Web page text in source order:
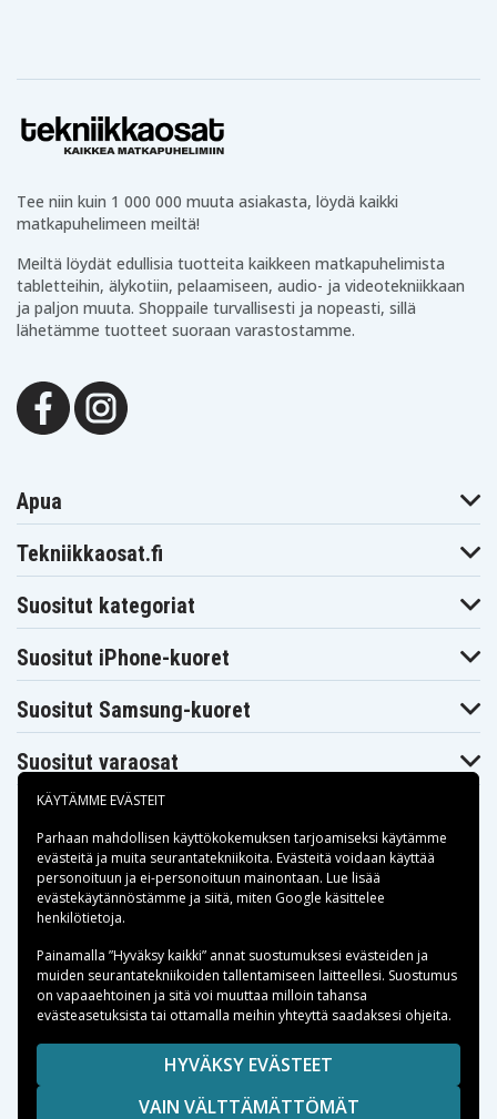
Tee niin kuin 1 000 000 muuta asiakasta, löydä kaikki
matkapuhelimeen meiltä!
Meiltä löydät edullisia tuotteita kaikkeen matkapuhelimista
tabletteihin, älykotiin, pelaamiseen, audio- ja videotekniikkaan
ja paljon muuta. Shoppaile turvallisesti ja nopeasti, sillä
lähetämme tuotteet suoraan varastostamme.
Apua
Tekniikkaosat.fi
Suositut kategoriat
Suositut iPhone-kuoret
Suositut Samsung-kuoret
Suositut varaosat
Maksuvaihtoehdot
Toimitusvaihtoehdot
Copyright © 2026, Spares Nordic AB
SIVULLA MAINITUT TAVARAMERKIT OVAT OMISTAJIENSA
OMAISUUTTA.
KÄYTÄMME EVÄSTEIT
Parhaan mahdollisen käyttökokemuksen tarjoamiseksi käytämme
evästeitä ja muita seurantatekniikoita. Evästeitä voidaan käyttää
personoituun ja ei-personoituun mainontaan. Lue lisää
evästekäytännöstämme ja siitä, miten Google käsittelee
henkilötietoja.
Painamalla ”Hyväksy kaikki” annat suostumuksesi evästeiden ja
muiden seurantatekniikoiden tallentamiseen laitteellesi. Suostumus
on vapaaehtoinen ja sitä voi muuttaa milloin tahansa
evästeasetuksista tai ottamalla meihin yhteyttä saadaksesi ohjeita.
HYVÄKSY EVÄSTEET
VAIN VÄLTTÄMÄTTÖMÄT